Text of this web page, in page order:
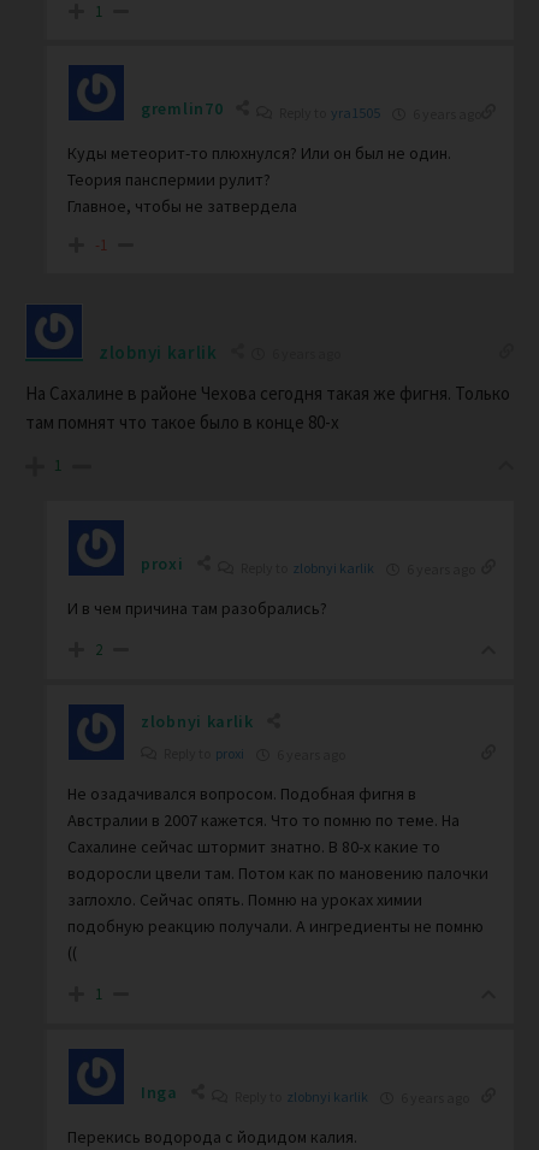
1
gremlin70 yra1505
Куды метеорит-то плюхнулся? Или он был не один.
Теория панспермии рулит?
Главное, чтобы не затвердела
-1
zlobnyi karlik
На Сахалине в районе Чехова сегодня такая же фигня. Только
там помнят что такое было в конце 80-х
1
proxi zlobnyi karlik
И в чем причина там разобрались?
2
zlobnyi karlik
proxi
Не озадачивался вопросом. Подобная фигня в
Австралии в 2007 кажется. Что то помню по теме. На
Сахалине сейчас штормит знатно. В 80-х какие то
водоросли цвели там. Потом как по мановению палочки
заглохло. Сейчас опять. Помню на уроках химии
подобную реакцию получали. А ингредиенты не помню
((
1
Inga zlobnyi karlik
Перекись водорода с йодидом калия.